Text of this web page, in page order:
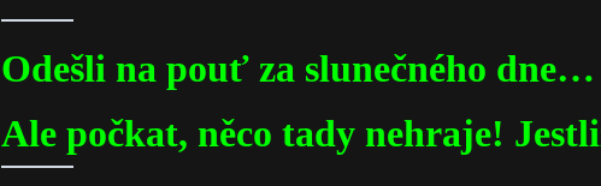
Odešli na pouť za slunečného
Ale počkat, něco tady nehraje!